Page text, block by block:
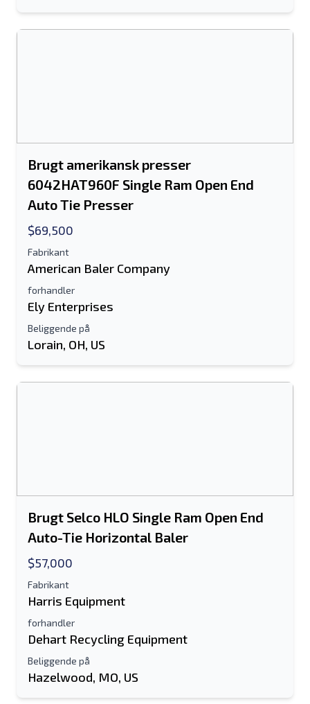
Send a Message
Fulde navn
Email adresse
Brugt amerikansk presser
6042HAT960F Single Ram Open End
Auto Tie Presser
$69,500
Fabrikant
American Baler Company
forhandler
Ely Enterprises
Beliggende på
Lorain, OH, US
Brugt Selco HLO Single Ram Open End
Auto-Tie Horizontal Baler
$57,000
Fabrikant
Harris Equipment
forhandler
Dehart Recycling Equipment
Beliggende på
Hazelwood, MO, US
Der kræves enten e-mail-adresse eller
mobilnummerfelt
Send fortegnelse til e-mail
Tekstoversigt til mobilenhed